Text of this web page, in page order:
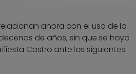
ahora con el uso de la
de años, sin que se haya
Castro ante los siguientes